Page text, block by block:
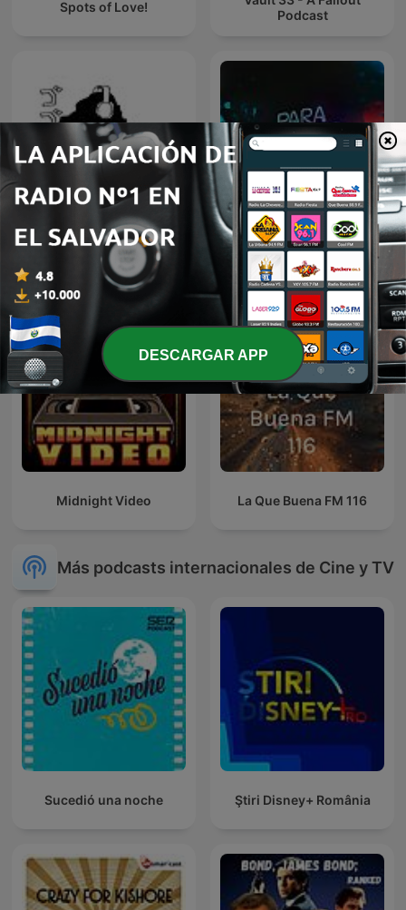
Spots of Love!
Podcast
Go Go Godzilla Para Dormir Después
Midnight Video La Que Buena FM 116
Más podcasts internacionales de Cine y TV
Sucedió una noche Ştiri Disney+ România
DESCARGAR APP